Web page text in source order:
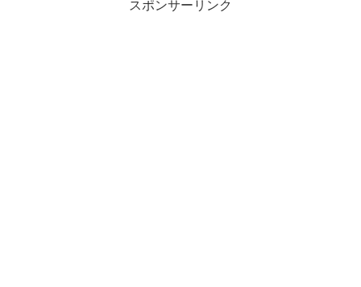
スポンサーリンク